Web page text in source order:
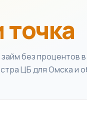
без процентов
ЦБ для Омска и